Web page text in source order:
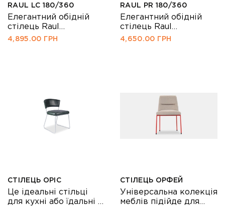
RAUL LC 180/360
Елегантний обідній
стілець Raul
прикрасить інтер'єр
4,895.00 ГРН
RAUL PR 180/360
Елегантний обідній
стілець Raul
прикрасить інтер'єр
4,650.00 ГРН
СТІЛЕЦЬ ОРІС
Це ідеальні стільці
для кухні або їдальні -
СТІЛЕЦЬ ОРФЕЙ
Універсальна колекція
меблів підійде для